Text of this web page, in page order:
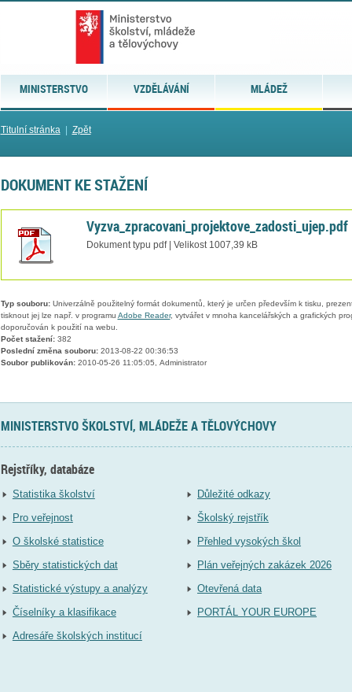
MINISTERSTVO VZDĚLÁVÁNÍ MLÁDEŽ
Titulní stránka| Zpět
DOKUMENT KE STAŽENÍ
Vyzva_zpracovani_projektove_zadosti_ujep.pdf
Dokument typu pdf | Velikost 1007,39 kB
Typ souboru:Univerzálně použitelný formát dokumentů, který je určen především k tisku,
tisknout jej lze např. v programu Adobe Reader, vytvářet v mnoha kancelářských a grafických
doporučován k použití na webu.
Počet stažení:382
Poslední změna souboru:2013-08-22 00:36:53
Soubor publikován:2010-05-26 11:05:05, Administrator
MINISTERSTVO ŠKOLSTVÍ, MLÁDEŽE A TĚLOVÝCHOVY
Rejstříky, databáze
Statistika školství
Pro veřejnost
O školské statistice
Sběry statistických dat
Statistické výstupy a analýzy
Číselníky a klasifikace
Adresáře školských institucí
Důležité odkazy
Školský rejstřík
Přehled vysokých škol
Plán veřejných zakázek 2026
Otevřená data
PORTÁL YOUR EUROPE